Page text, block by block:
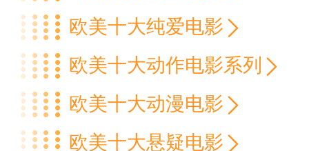
欧美十大纯爱电影
欧美十大动作电影系列
欧美十大动漫电影
欧美十大悬疑电影